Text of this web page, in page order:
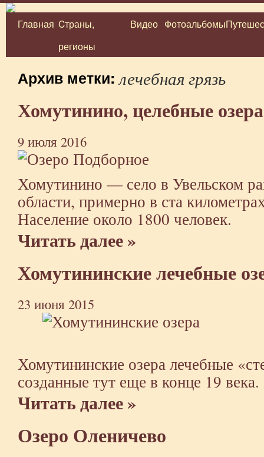
Перейти
Главная Cтраны,
регионы
Видео Фотоальбомы
Архив метки: лечебная грязь
Хомутинино, целебные озера
9 июля 2016
Хомутинино — село в Увельском
области, примерно в ста
Население около 1800 человек.
Читать далее »
Хомутининские лечебные
23 июня 2015
Хомутининские озера лечебные
созданные тут еще в конце 19 века.
Читать далее »
Озеро Оленичево